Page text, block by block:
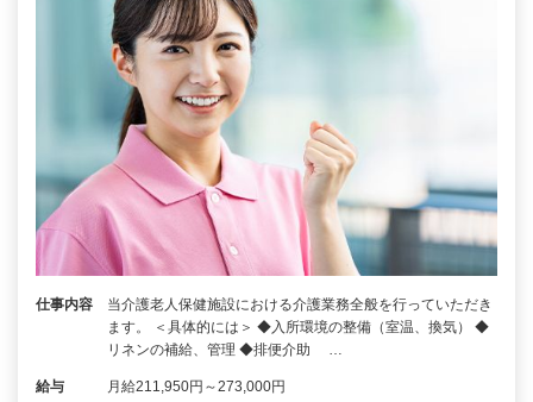
仕事内容
当介護老人保健施設における介護業務全般を行っていただき
ます。 ＜具体的には＞ ◆入所環境の整備（室温、換気） ◆
リネンの補給、管理 ◆排便介助 …
給与 月給211,950円～273,000円